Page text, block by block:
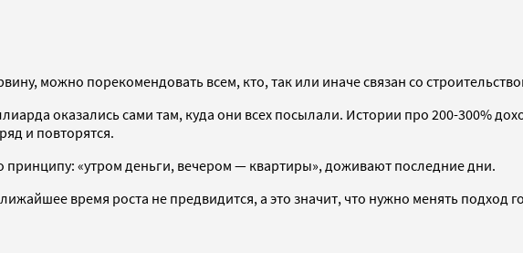
можно порекомендовать всем, кто, так или иначе связан со
оказались сами там, куда они всех посылали. Истории про 200-300%
и повторятся.
«утром деньги, вечером — квартиры», доживают последние дни.
время роста не предвидится, а это значит, что нужно менять